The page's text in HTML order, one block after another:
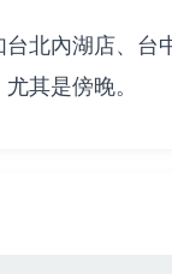
北內湖店、台
其是傍晚。